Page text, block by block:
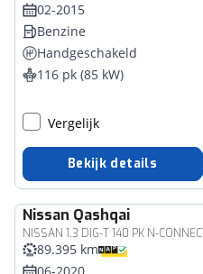
02-2015
Benzine
Handgeschakeld
116 pk (85 kW)
Vergelijk
Bekijk details
Nissan Qashqai
89.395 km